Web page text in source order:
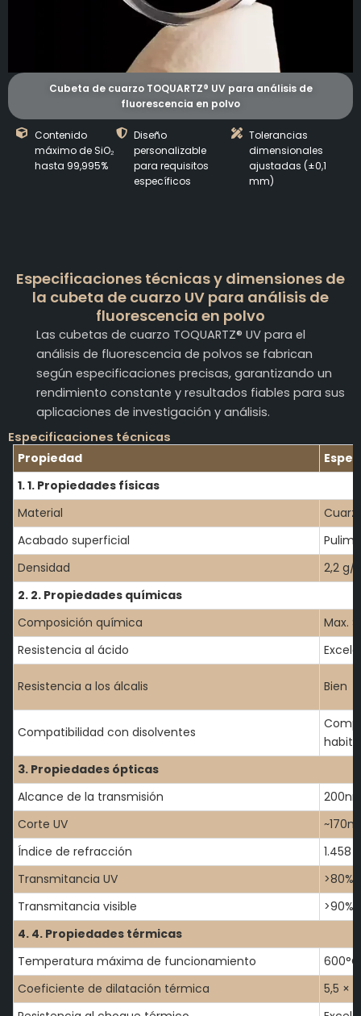
Cubeta de cuarzo TOQUARTZ® UV para análisis de
fluorescencia en polvo
Contenido
máximo de SiO₂
hasta 99,995%
Diseño
personalizable
para requisitos
específicos
Tolerancias
dimensionales
ajustadas (±0,1
mm)
Especificaciones técnicas y dimensiones de
la cubeta de cuarzo UV para análisis de
fluorescencia en polvo
Las cubetas de cuarzo TOQUARTZ® UV para el
análisis de fluorescencia de polvos se fabrican
según especificaciones precisas, garantizando un
rendimiento constante y resultados fiables para sus
aplicaciones de investigación y análisis.
Especificaciones técnicas
Propiedad
1. 1. Propiedades físicas
Material
Acabado superficial
Densidad
2,2 g/
2. 2. Propiedades químicas
Composición química
Max.
Resistencia al ácido
Resistencia a los álcalis Bien
Compatibilidad con disolventes
3. Propiedades ópticas
Alcance de la transmisión
Corte UV
Índice de refracción
1.458
Transmitancia UV
>80%
Transmitancia visible
4. 4. Propiedades térmicas
Temperatura máxima de funcionamiento
600°C
Coeficiente de dilatación térmica
5,5 ×